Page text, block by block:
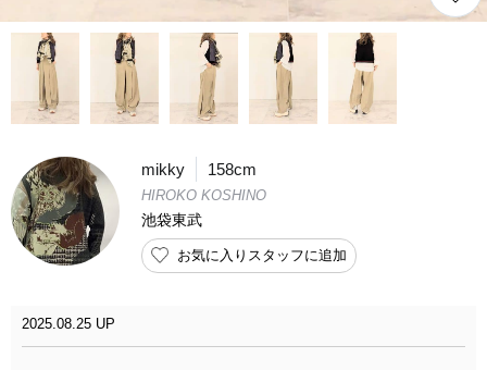
mikky 158cm
HIROKO KOSHINO
池袋東武
お気に入りスタッフに追加
2025.08.25 UP